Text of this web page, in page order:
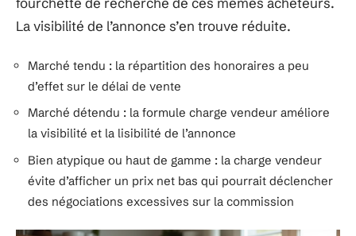
La visibilité de l’annonce s’en trouve réduite.
Marché tendu : la répartition des honoraires a peu
d’effet sur le délai de vente
Marché détendu : la formule charge vendeur améliore
la visibilité et la lisibilité de l’annonce
Bien atypique ou haut de gamme : la charge vendeur
évite d’afficher un prix net bas qui pourrait déclencher
des négociations excessives sur la commission